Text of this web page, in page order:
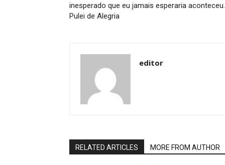
inesperado que eu jamais esperaria aconteceu.
Pulei de Alegria
editor
RELATED ARTICLES MORE FROM AUTHOR